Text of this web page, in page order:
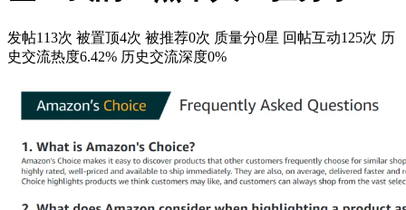
发帖113次 被置顶4次 被推荐0次 质量分0星 回帖互动125次 历
史交流热度6.42% 历史交流深度0%